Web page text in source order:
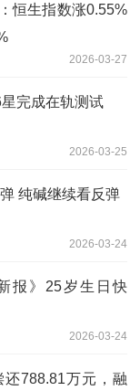
恒生指数涨0.55%
2026-03-27
完成在轨测试
2026-03-25
纯碱继续看反弹
2026-03-24
报》25岁生日快
2026-03-24
788.81万元，融